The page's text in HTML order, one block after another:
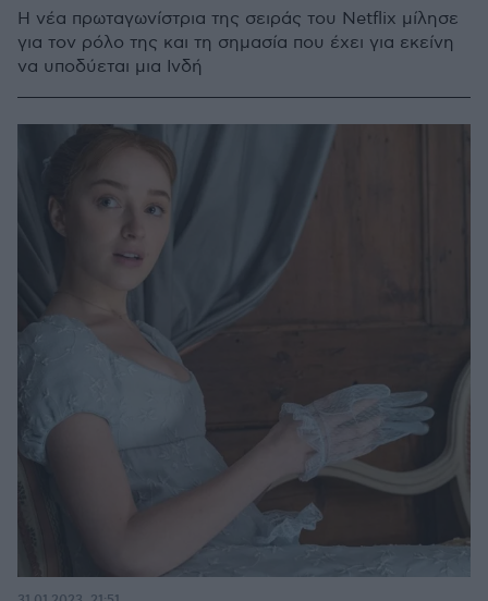
Η νέα πρωταγωνίστρια της σειράς του Netflix μίλησε
για τον ρόλο της και τη σημασία που έχει για εκείνη
να υποδύεται μια Ινδή